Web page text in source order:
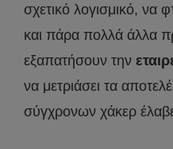
σχετικό λογισμικό, να
και πάρα πολλά άλλα
εξαπατήσουν την
να μετριάσει τα
σύγχρονων χάκερ